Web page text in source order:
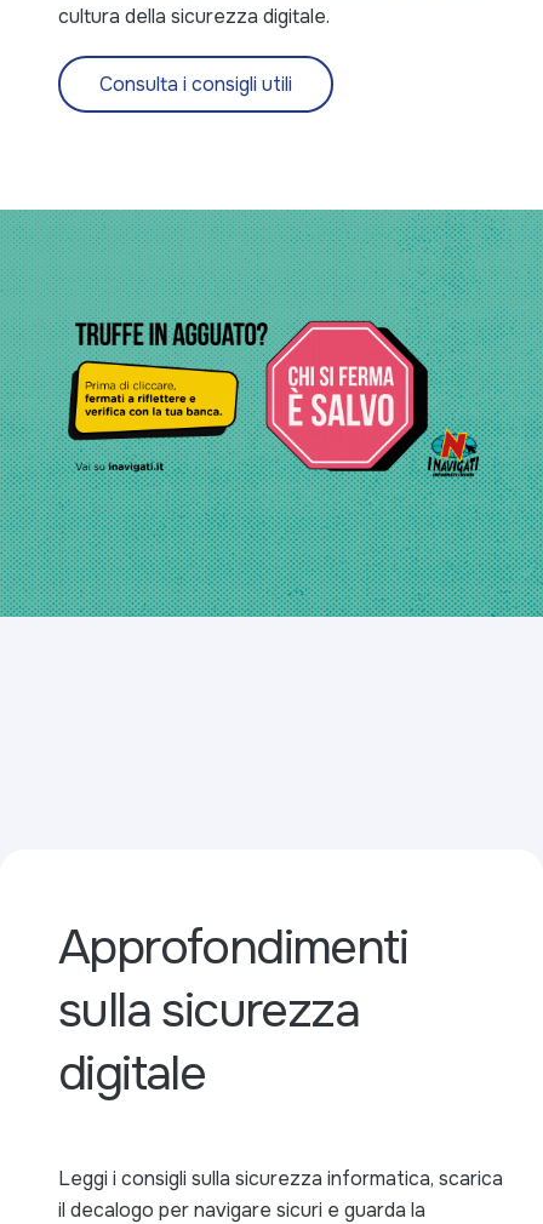
cultura della sicurezza digitale.
Consulta i consigli utili
Approfondimenti
sulla sicurezza
digitale
Leggi i consigli sulla sicurezza informatica, scarica
il decalogo per navigare sicuri e guarda la